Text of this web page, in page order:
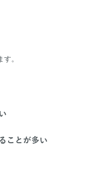
。
ことが多い